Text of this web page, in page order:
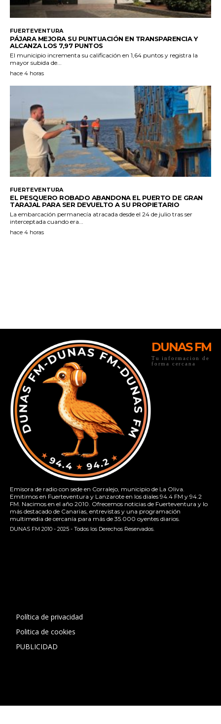
DUNAS FM
Tu informacion de
forma cercana
Emisora de radio con sede en Corralejo, municipio de La Oliva.
Emitimos en Fuerteventura y Lanzarote en los diales 94.4 FM y 94.2
FM. Nacimos en el año 2010. Ofrecemos noticias de Fuerteventura y lo
más destacado de Canarias, entrevistas y una programación
multimedia de cercanía para más de 35.000 oyentes diarios.
DUNAS FM 2010 - 2025 - Todos los Derechos Reservados.
Política de privacidad
Politica de cookies
PUBLICIDAD